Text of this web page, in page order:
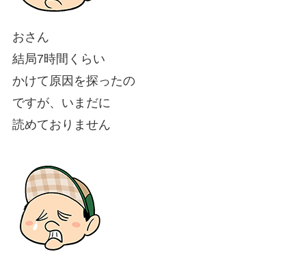
おさん
結局7時間くらい
かけて原因を探ったの
ですが、いまだに
読めておりません